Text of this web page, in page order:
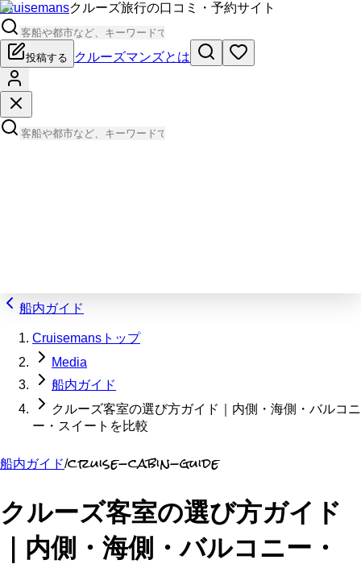
Cruisemansクルーズ旅行の口コミ・予約サイト
投稿する クルーズマンズとは
船内ガイド
Cruisemansトップ
Media
船内ガイド
クルーズ客室の選び方ガイド｜内側・海側・バルコニ
ー・スイートを比較
船内ガイド/cruise-cabin-guide
クルーズ客室の選び方ガイド
｜内側・海側・バルコニー・